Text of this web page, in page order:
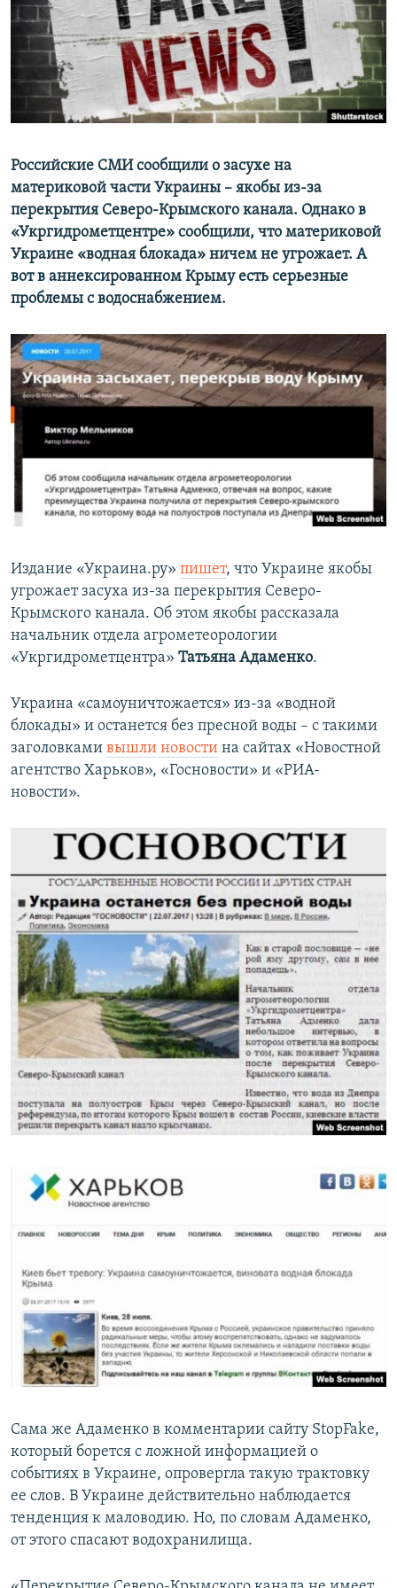
ПОБЕДИТЕЛЕЙ НЕ СУДЯТ?
КРЫМ.НЕПОКОРЕННЫЙ
ELIFBE
УКРАИНСКАЯ ПРОБЛЕМА КРЫМА
ПРИСОЕДИНЯЙТЕСЬ!
Российские СМИ сообщили о засухе на
материковой части Украины – якобы из-за
перекрытия Северо-Крымского канала. Однако в
«Укргидрометцентре» сообщили, что материковой
Украине «водная блокада» ничем не угрожает. А
вот в аннексированном Крыму есть серьезные
проблемы с водоснабжением.
Издание «Украина.ру» пишет, что Украине якобы
угрожает засуха из-за перекрытия Северо-
Крымского канала. Об этом якобы рассказала
начальник отдела агрометеорологии
«Укргидрометцентра» Татьяна Адаменко.
Украина «самоуничтожается» из-за «водной
блокады» и останется без пресной воды – с такими
заголовками вышли новости на сайтах «Новостной
агентство Харьков», «Госновости» и «РИА-
новости».
Сама же Адаменко в комментарии сайту StopFake,
который борется с ложной информацией о
событиях в Украине, опровергла такую трактовку
ее слов. В Украине действительно наблюдается
тенденция к маловодию. Но, по словам Адаменко,
от этого спасают водохранилища.